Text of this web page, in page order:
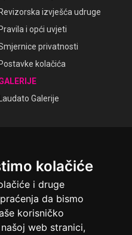
kolačiće
i druge
da bismo
korisničko
web stranici,
Revizorska izvješća udruge
Pravila i opći uvjeti
privatnosti
Postavke kolačića
Laudato Galerije
dobrote
Rijeka